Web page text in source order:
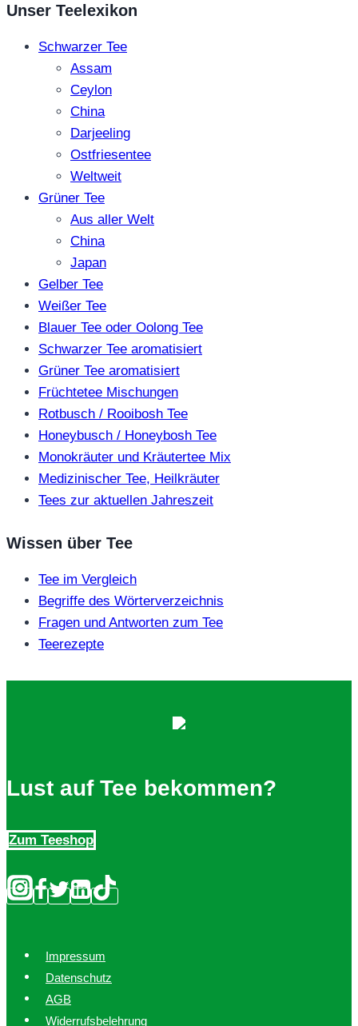
Unser Teelexikon
Schwarzer Tee
Assam
Ceylon
China
Darjeeling
Ostfriesentee
Weltweit
Grüner Tee
Aus aller Welt
China
Japan
Gelber Tee
Weißer Tee
Blauer Tee oder Oolong Tee
Schwarzer Tee aromatisiert
Grüner Tee aromatisiert
Früchtetee Mischungen
Rotbusch / Rooibosh Tee
Honeybusch / Honeybosh Tee
Monokräuter und Kräutertee Mix
Medizinischer Tee, Heilkräuter
Tees zur aktuellen Jahreszeit
Wissen über Tee
Tee im Vergleich
Begriffe des Wörterverzeichnis
Fragen und Antworten zum Tee
Teerezepte
Lust auf Tee bekommen?
Zum Teeshop
Impressum
Datenschutz
AGB
Widerrufsbelehrung